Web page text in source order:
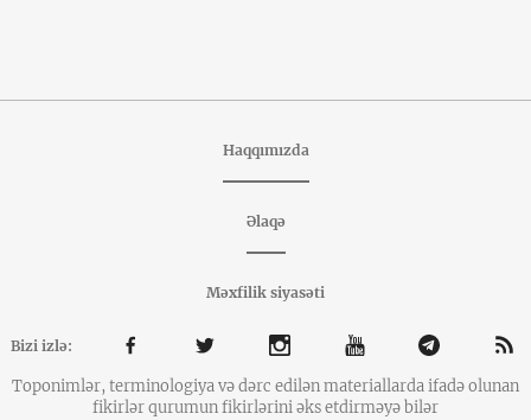
Haqqımızda
Əlaqə
Məxfilik siyasəti
Bizi izlə:
Toponimlər, terminologiya və dərc edilən materiallarda ifadə olunan
fikirlər qurumun fikirlərini əks etdirməyə bilər